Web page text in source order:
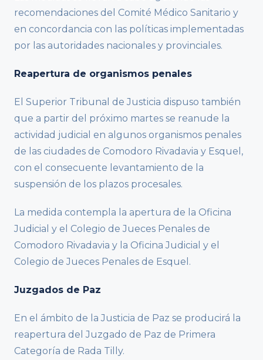
recomendaciones del Comité Médico Sanitario y
en concordancia con las políticas implementadas
por las autoridades nacionales y provinciales.
Reapertura de organismos penales
El Superior Tribunal de Justicia dispuso también
que a partir del próximo martes se reanude la
actividad judicial en algunos organismos penales
de las ciudades de Comodoro Rivadavia y Esquel,
con el consecuente levantamiento de la
suspensión de los plazos procesales.
La medida contempla la apertura de la Oficina
Judicial y el Colegio de Jueces Penales de
Comodoro Rivadavia y la Oficina Judicial y el
Colegio de Jueces Penales de Esquel.
Juzgados de Paz
En el ámbito de la Justicia de Paz se producirá la
reapertura del Juzgado de Paz de Primera
Categoría de Rada Tilly.